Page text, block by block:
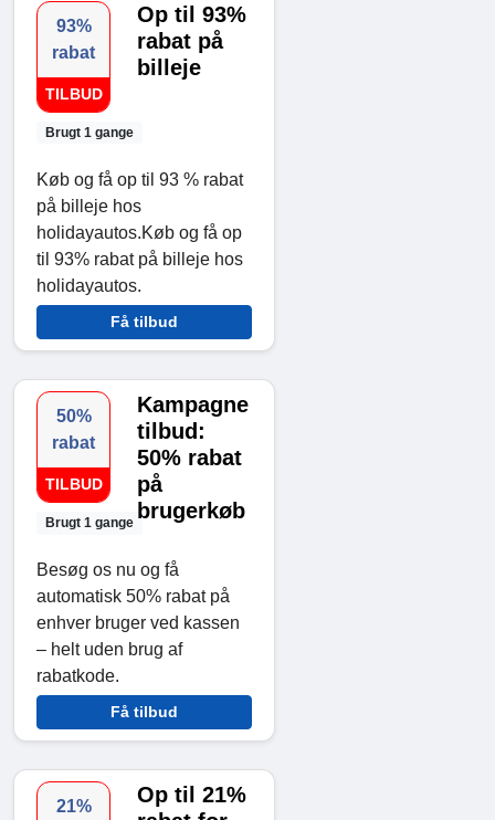
93%
rabat
TILBUD
Brugt 1 gange
Op til 93%
rabat på
billeje
Køb og få op til 93 % rabat
på billeje hos
holidayautos.Køb og få op
til 93% rabat på billeje hos
holidayautos.
Få tilbud
50%
rabat
TILBUD
Brugt 1 gange
Kampagne
tilbud:
50% rabat
på
brugerkøb
Besøg os nu og få
automatisk 50% rabat på
enhver bruger ved kassen
– helt uden brug af
rabatkode.
Få tilbud
21%
Op til 21%